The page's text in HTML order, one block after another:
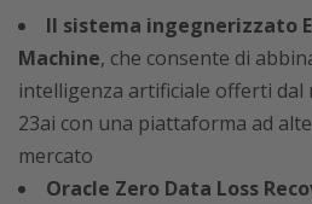
Il sistema ingegnerizzato
Machine, che consente di
intelligenza artificiale offerti dal
23ai con una piattaforma ad
mercato
Oracle Zero Data Loss